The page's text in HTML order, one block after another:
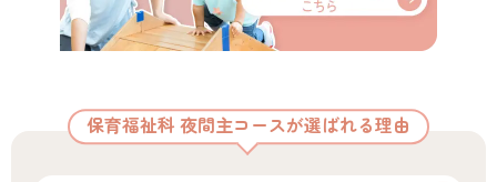
保育福祉科 夜間主コースが選ばれる理由